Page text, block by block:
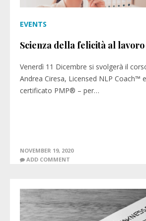
EVENTS
Scienza della felicità al lavoro
Venerdì 11 Dicembre si svolgerà il
Andrea Ciresa, Licensed NLP Coach™
certificato PMP® – per…
NOVEMBER 19, 2020
ADD COMMENT